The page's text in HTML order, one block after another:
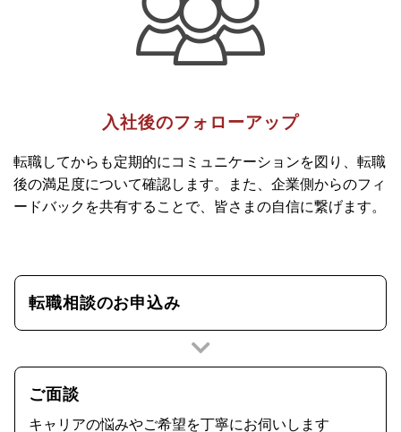
入社後のフォローアップ
転職してからも定期的にコミュニケーションを図り、転職
後の満足度について確認します。また、企業側からのフィ
ードバックを共有することで、皆さまの自信に繋げます。
転職相談のお申込み
ご面談
キャリアの悩みやご希望を丁寧にお伺いします